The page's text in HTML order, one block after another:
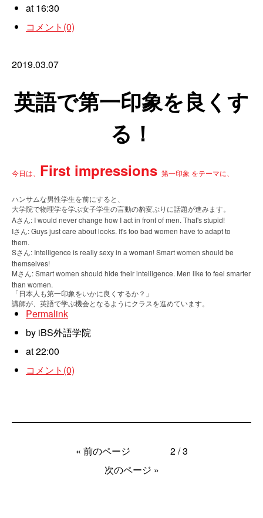
at 16:30
コメント(0)
2019.03.07
英語で第一印象を良くす
る！
今日は、 First impressions 第一印象 をテーマに、
ハンサムな男性学生を前にすると、
大学院で物理学を学ぶ女子学生の言動の豹変ぶりに話題が進みます。
Aさん: I would never change how I act in front of men. That's stupid!
Iさん: Guys just care about looks. It's too bad women have to adapt to
them.
Sさん: Intelligence is really sexy in a woman! Smart women should be
themselves!
Mさん: Smart women should hide their intelligence. Men like to feel smarter
than women.
「日本人も第一印象をいかに良くするか？」
講師が、英語で学ぶ機会となるようにクラスを進めています。
Permalink
by iBS外語学院
at 22:00
コメント(0)
« 前のページ
2 / 3
次のページ »